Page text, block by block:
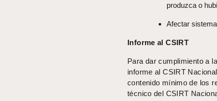
produzca o
Afectar
Informe al CSIRT
Para dar cumplimiento a
informe al CSIRT
contenido mínimo de los
técnico del CSIRT